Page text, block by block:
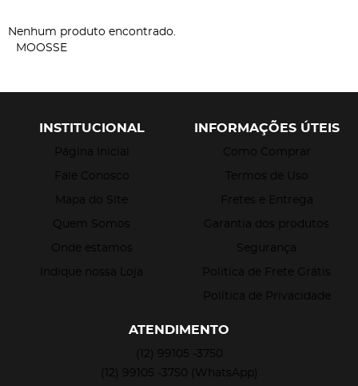
Nenhum produto encontrado.
MOOSSE
INSTITUCIONAL
Página Inicial
Fale Conosco
Mapa do Site
Quem Somos
Onde estamos
Indique nossa Loja
INFORMAÇÕES ÚTEIS
Como Comprar
Termos de Uso
Fretes e Entrega
Garantia dos produtos
Segurança
Politica de Frete Grátis
Política de Privacidade
ATENDIMENTO
(12)
99105 -3750
(12)
99105 -3750
(WhatsApp)